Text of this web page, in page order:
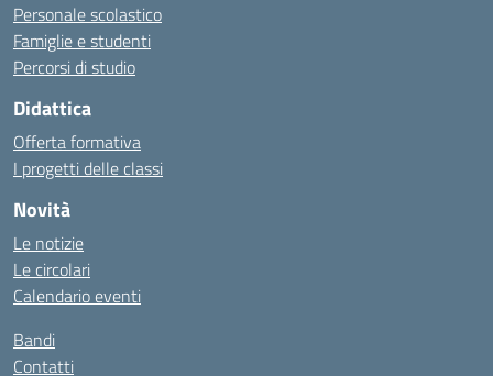
Personale scolastico
Famiglie e studenti
Percorsi di studio
Didattica
Offerta formativa
I progetti delle classi
Novità
Le notizie
Le circolari
Calendario eventi
Bandi
Contatti